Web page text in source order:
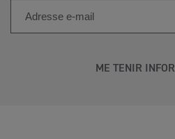
ME TENIR